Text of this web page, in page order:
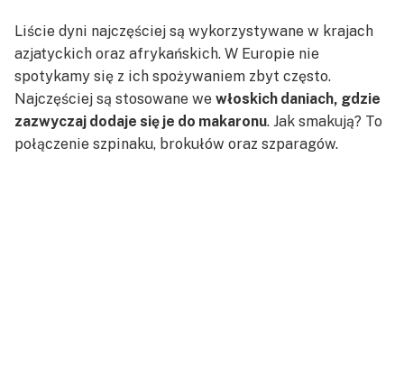
Liście dyni najczęściej są wykorzystywane w krajach
azjatyckich oraz afrykańskich. W Europie nie
spotykamy się z ich spożywaniem zbyt często.
Najczęściej są stosowane we włoskich daniach, gdzie
zazwyczaj dodaje się je do makaronu. Jak smakują? To
połączenie szpinaku, brokułów oraz szparagów.